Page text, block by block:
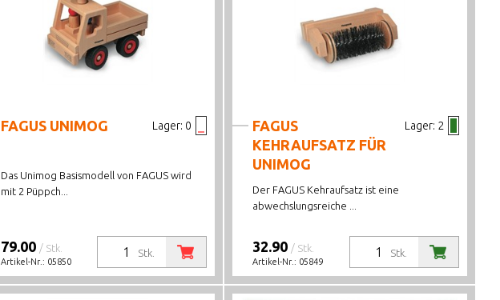
Lager: 0
FAGUS UNIMOG
Das Unimog Basismodell von FAGUS wird
mit 2 Püppch...
Stk.
79.00 / Stk.
Artikel-Nr.: 05850
Lager: 2
FAGUS
KEHRAUFSATZ FÜR
UNIMOG
Der FAGUS Kehraufsatz ist eine
abwechslungsreiche ...
Stk.
32.90 / Stk.
Artikel-Nr.: 05849